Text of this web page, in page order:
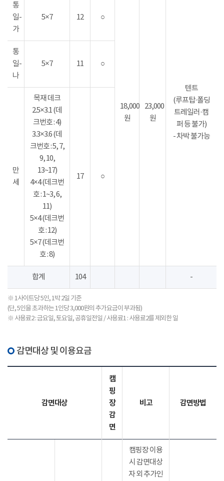
18,000
원
23,000
원
텐트
(루프탑·폴딩
트레일러·캠
퍼 등 불가)
- 차박 불가능
통
일-
가
5×7 12 ○
통
일-
나
5×7 11 ○
만
세
목재 데크
2.5×3.1 (데
크번호 : 4)
3.3×3.6 (데
크번호 : 5, 7,
9, 10,
13~17)
4×4 (데크번
호 : 1~3, 6,
11)
5×4 (데크번
호 : 12)
5×7 (데크번
호 : 8)
17 ○
합계 104 -
※ 1사이트당 5인, 1박 2일 기준
(단, 5인을 초과하는 1인당 3,000원의 추가요금이 부과됨)
※ 사용료2 : 금요일, 토요일, 공휴일전일 / 사용료1 : 사용료2를 제외한 일
감면대상 및 이용요금
감면대상
캠
핑
장
감
면
비고 감면방법
캠핑장 이용
시 감면대상
자 외 추가인